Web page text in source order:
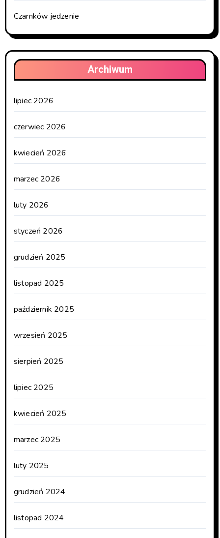
Czarnków jedzenie
Archiwum
lipiec 2026
czerwiec 2026
kwiecień 2026
marzec 2026
luty 2026
styczeń 2026
grudzień 2025
listopad 2025
październik 2025
wrzesień 2025
sierpień 2025
lipiec 2025
kwiecień 2025
marzec 2025
luty 2025
grudzień 2024
listopad 2024